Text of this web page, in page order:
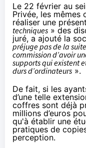
Le 22 février au
Privée, les mêmes
réaliser une
techniques » des
juré, a ajouté la
préjuge pas de la suite
commission d’avoir
supports qui existent
durs d’ordinateurs ».
De fait, si les
d’une telle
coffres sont déjà
millions d’euros
qu'à établir une
pratiques de
perception.